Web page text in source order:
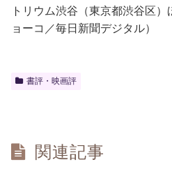
トリウム渋谷（東京都渋谷区
ョーコ／毎日新聞デジタル）
書評・映画評
関連記事